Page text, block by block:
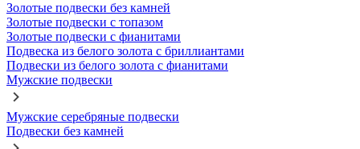
Золотые подвески без камней
Золотые подвески с топазом
Золотые подвески с фианитами
Подвеска из белого золота с бриллиантами
Подвески из белого золота с фианитами
Мужские подвески
Мужские серебряные подвески
Подвески без камней